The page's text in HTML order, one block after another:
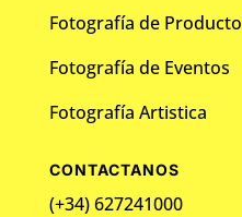
Fotografía de Producto
Fotografía de Eventos
Fotografía Artistica
CONTACTANOS
(+34) 627241000